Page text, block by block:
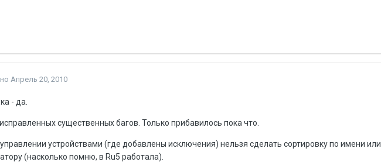
Апрель 20, 2010
- да.
существенных багов. Только прибавилось пока что.
управлении устройствами (где добавлены исключения) нельзя сделать сортировку по имени или
(насколько помню, в Ru5 работала).